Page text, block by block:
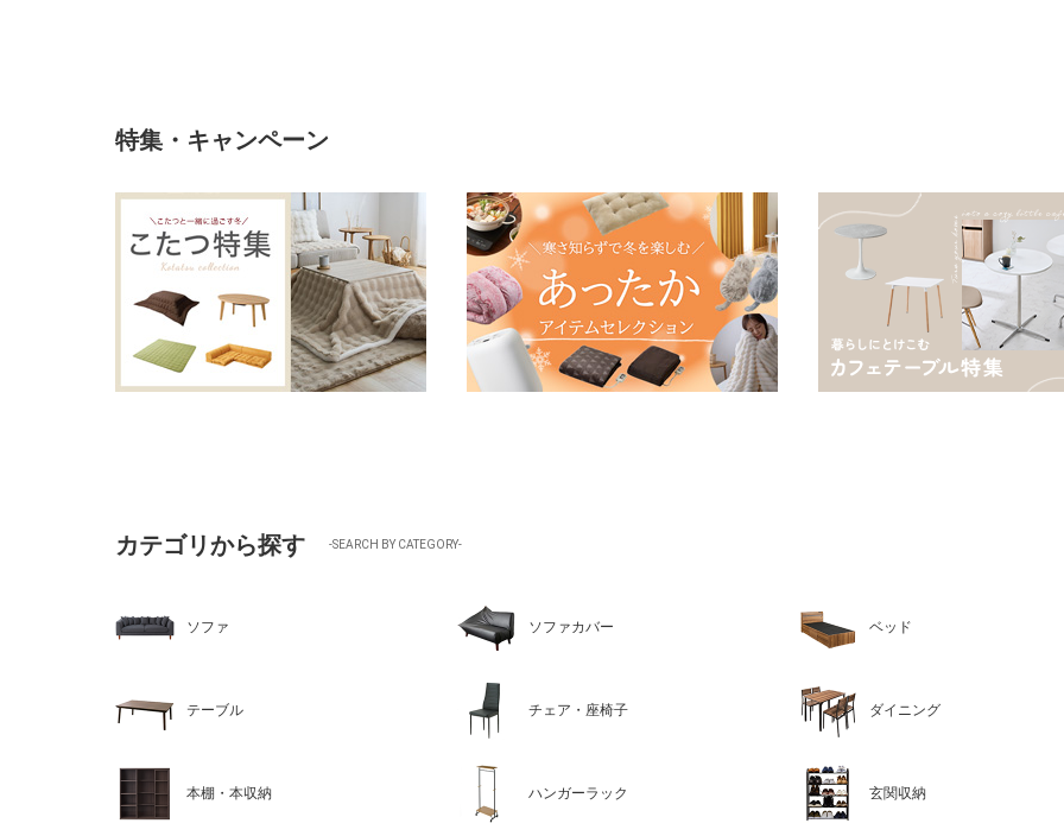
特集・キャンペーン
カテゴリから探す -SEARCH BY CATEGORY-
ソファ ソファカバー ベッド
テーブル チェア・座椅子 ダイニング
本棚・本収納 ハンガーラック 玄関収納